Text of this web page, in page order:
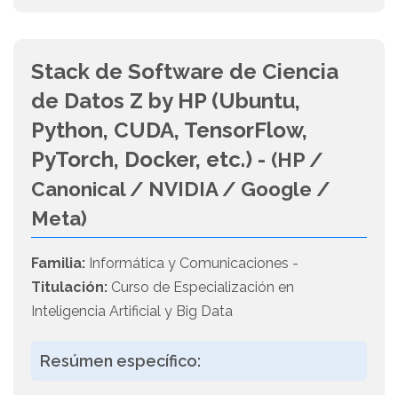
Stack de Software de Ciencia
de Datos Z by HP (Ubuntu,
Python, CUDA, TensorFlow,
PyTorch, Docker, etc.) - (HP /
Canonical / NVIDIA / Google /
Meta)
Familia: Informática y Comunicaciones -
Titulación: Curso de Especialización en
Inteligencia Artificial y Big Data
Resúmen específico: